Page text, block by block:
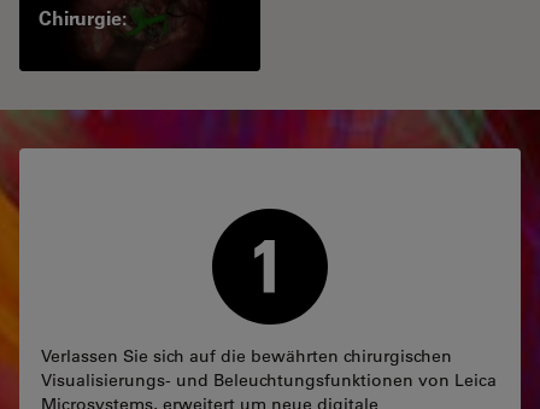
Chirurgie:
Verlassen Sie sich auf die bewährten chirurgischen
Visualisierungs- und Beleuchtungsfunktionen von Leica
Microsystems, erweitert um neue digitale